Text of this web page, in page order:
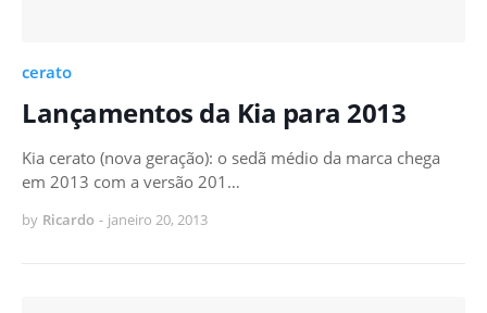
cerato
Lançamentos da Kia para 2013
Kia cerato (nova geração): o sedã médio da marca chega
em 2013 com a versão 201…
by Ricardo - janeiro 20, 2013